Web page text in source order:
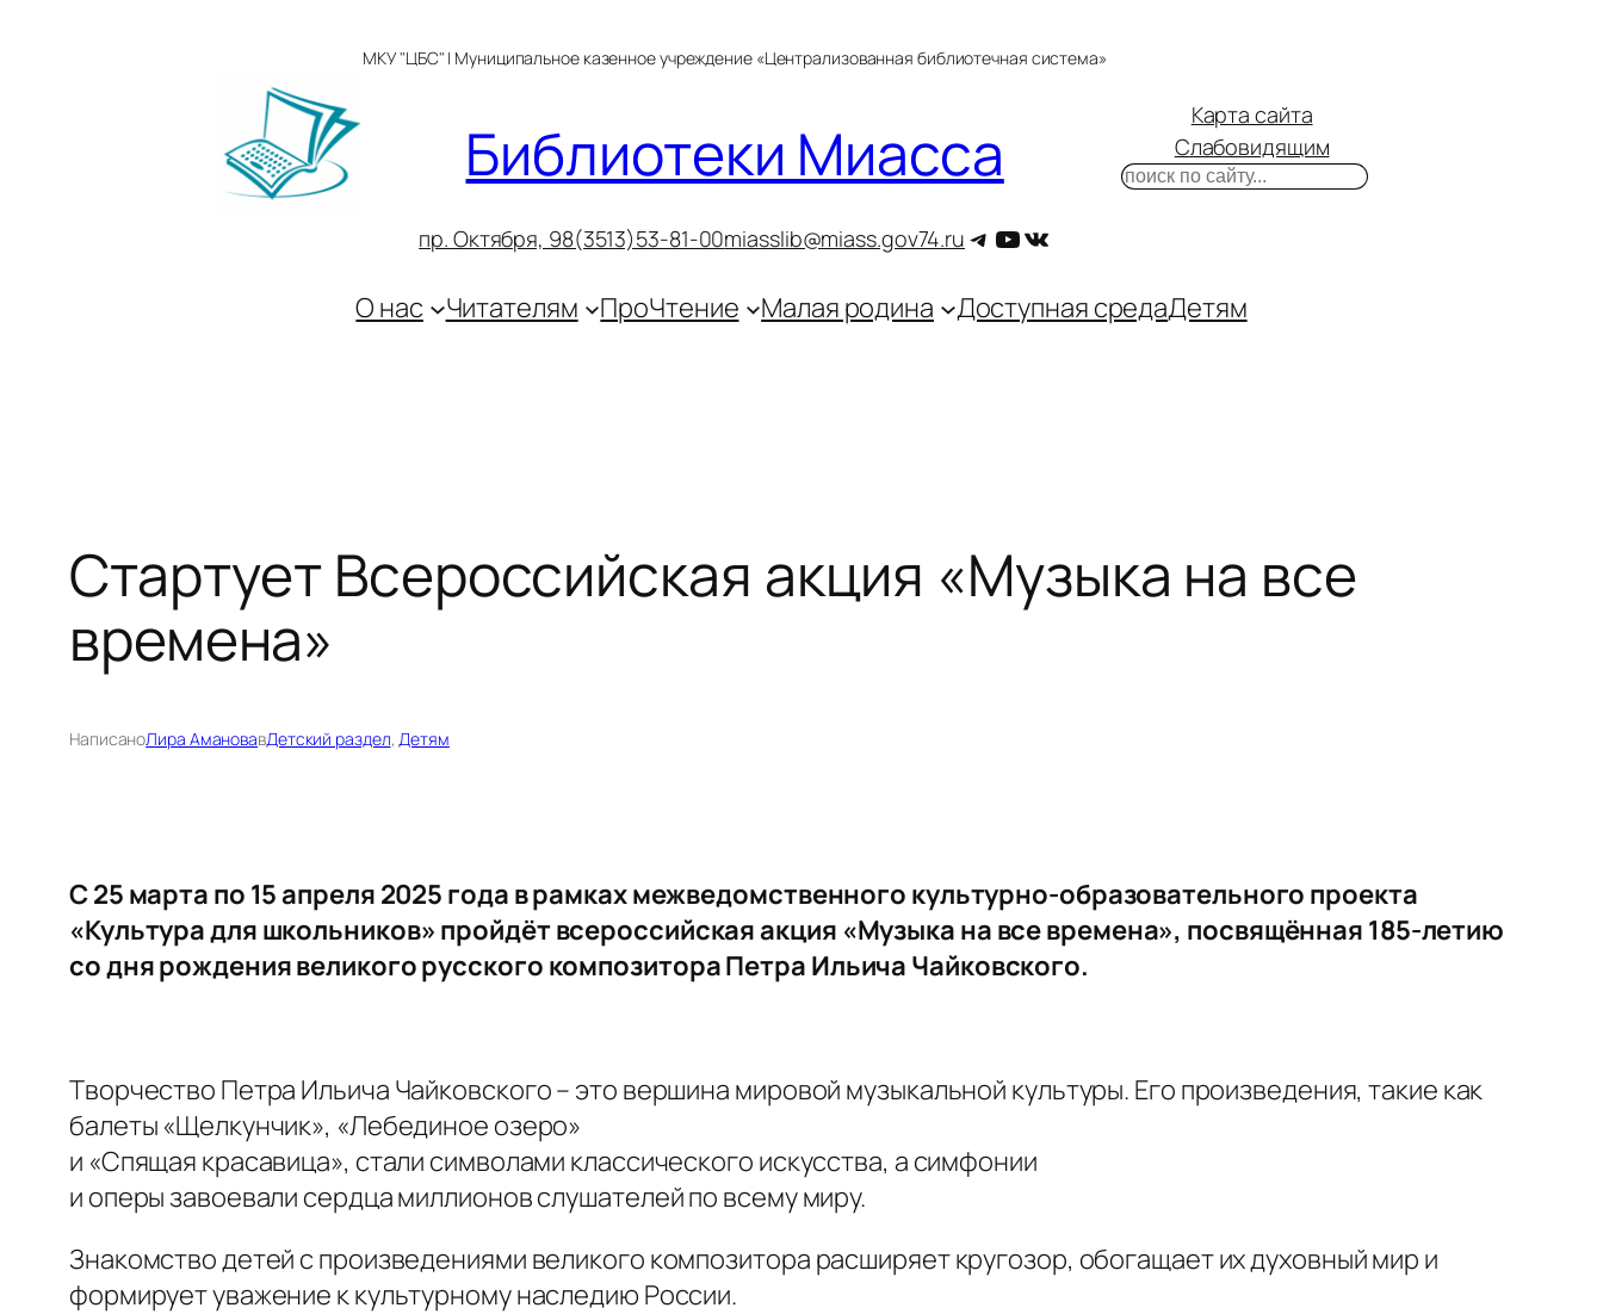
МКУ "ЦБС" | Муниципальное казенное учреждение «Централизованная библиотечная система»
Библиотеки Миасса
пр. Октября, 98(3513)53-81-00miasslib@miass.gov74.ru Telegram
YouTube
ВКонтакте
Карта сайта
Слабовидящим
Поиск
О нас Читателям ПроЧтение Малая родина Доступная средаДетям
Стартует Всероссийская акция «Музыка на все
времена»
НаписаноЛира АмановавДетский раздел, Детям
С 25 марта по 15 апреля 2025 года в рамках межведомственного культурно-образовательного проекта
«Культура для школьников» пройдёт всероссийская акция «Музыка на все времена», посвящённая 185-летию
со дня рождения великого русского композитора Петра Ильича Чайковского.
Творчество Петра Ильича Чайковского – это вершина мировой музыкальной культуры. Его произведения, такие как
балеты «Щелкунчик», «Лебединое озеро»
и «Спящая красавица», стали символами классического искусства, а симфонии
и оперы завоевали сердца миллионов слушателей по всему миру.
Знакомство детей с произведениями великого композитора расширяет кругозор, обогащает их духовный мир и
формирует уважение к культурному наследию России.